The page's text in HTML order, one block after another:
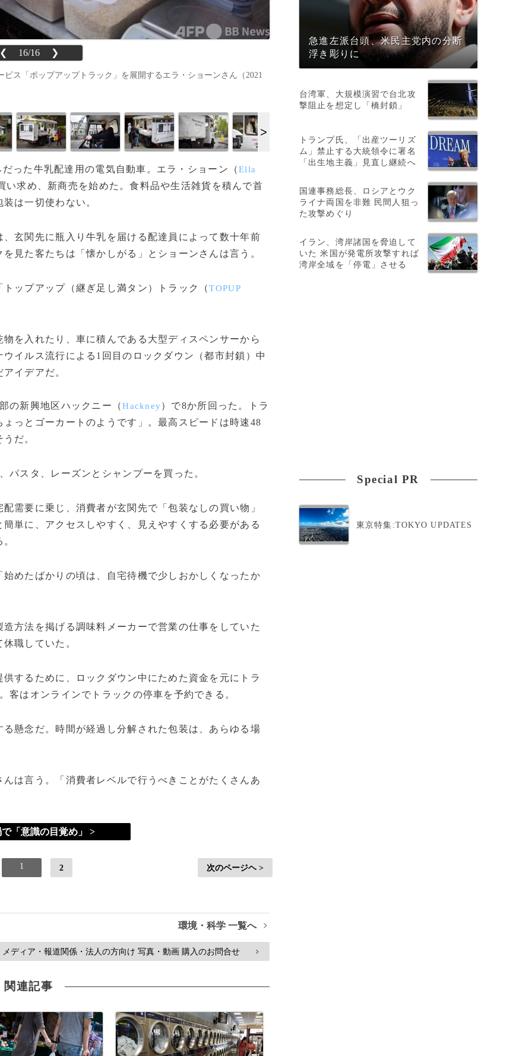
❮ 16/16 ❯
ス「ポップアップトラック」を展開するエラ・ショーンさん（2021
った牛乳配達用の電気自動車。エラ・ショーン（Ella
い求め、新商売を始めた。食料品や生活雑貨を積んで首
は一切使わない。
玄関先に瓶入り牛乳を届ける配達員によって数十年前
見た客たちは「懐かしがる」とショーンさんは言う。
ップアップ（継ぎ足し満タン）トラック（TOPUP
を入れたり、車に積んである大型ディスペンサーから
イルス流行による1回目のロックダウン（都市封鎖）中
イデアだ。
の新興地区ハックニー（Hackney）で8か所回った。トラ
っとゴーカートのようです」。最高スピードは時速48
だ。
スタ、レーズンとシャンプーを買った。
要に乗じ、消費者が玄関先で「包装なしの買い物」
単に、アクセスしやすく、見えやすくする必要がある
めたばかりの頃は、自宅待機で少しおかしくなったか
方法を掲げる調味料メーカーで営業の仕事をしていた
職していた。
するために、ロックダウン中にためた資金を元にトラ
客はオンラインでトラックの停車を予約できる。
懸念だ。時間が経過し分解された包装は、あらゆる場
は言う。「消費者レベルで行うべきことがたくさんあ
「意識の目覚め」 >
1 2 次のページヘ >
環境・科学 一覧へ >
メディア・報道関係・法人の方向け 写真・動画 購入のお問合せ >
関連記事
急進左派台頭、米民主党内の分断
浮き彫りに
台湾軍、大規模演習で台北攻
撃阻止を想定し「橋封鎖」
トランプ氏、「出産ツーリズ
ム」禁止する大統領令に署名
「出生地主義」見直し継続へ
国連事務総長、ロシアとウク
ライナ両国を非難 民間人狙っ
た攻撃めぐり
イラン、湾岸諸国を脅迫して
いた 米国が発電所攻撃すれば
湾岸全域を「停電」させる
Special PR
東京特集:TOKYO UPDATES